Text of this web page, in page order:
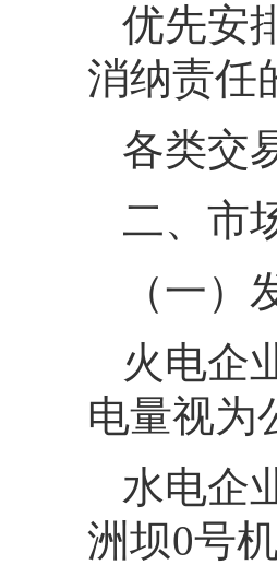
优先安
消纳责任
各类交
二、市
（一）
火电企
电量视为
水电企
洲坝0号